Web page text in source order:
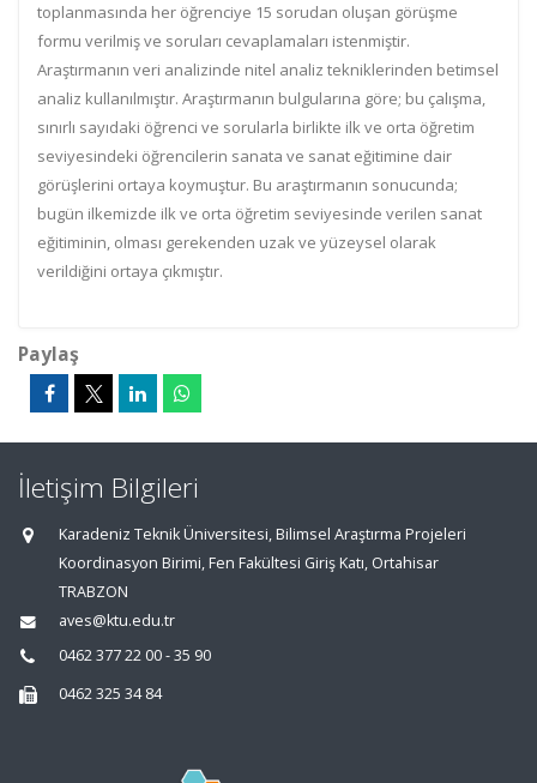
toplanmasında her öğrenciye 15 sorudan oluşan görüşme
formu verilmiş ve soruları cevaplamaları istenmiştir.
Araştırmanın veri analizinde nitel analiz tekniklerinden betimsel
analiz kullanılmıştır. Araştırmanın bulgularına göre; bu çalışma,
sınırlı sayıdaki öğrenci ve sorularla birlikte ilk ve orta öğretim
seviyesindeki öğrencilerin sanata ve sanat eğitimine dair
görüşlerini ortaya koymuştur. Bu araştırmanın sonucunda;
bugün ilkemizde ilk ve orta öğretim seviyesinde verilen sanat
eğitiminin, olması gerekenden uzak ve yüzeysel olarak
verildiğini ortaya çıkmıştır.
Paylaş
İletişim Bilgileri
Karadeniz Teknik Üniversitesi, Bilimsel Araştırma Projeleri
Koordinasyon Birimi, Fen Fakültesi Giriş Katı, Ortahisar
TRABZON
aves@ktu.edu.tr
0462 377 22 00 - 35 90
0462 325 34 84